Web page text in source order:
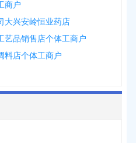
商户
大兴安岭恒业药店
艺品销售店个体工商户
料店个体工商户